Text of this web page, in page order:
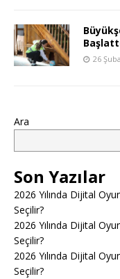
26
Ara
Son Yazılar
2026 Yılında Dijital
Seçilir?
2026 Yılında Dijital
Seçilir?
2026 Yılında Dijital
Seçilir?